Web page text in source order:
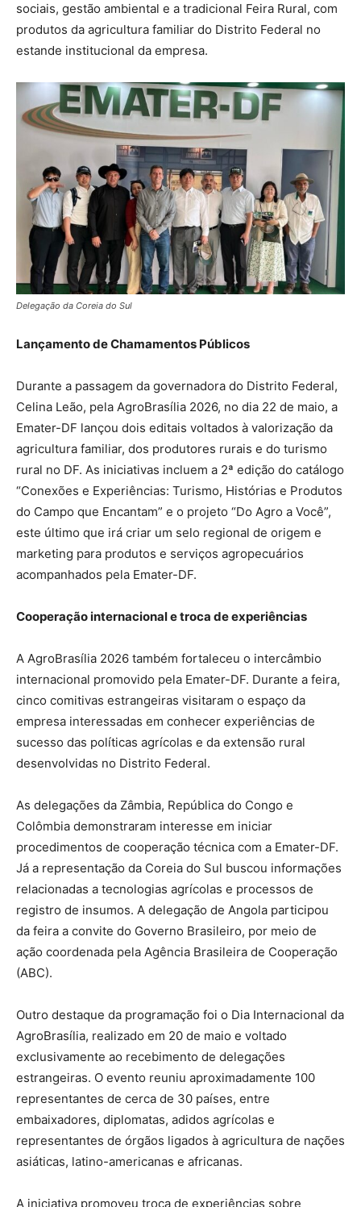
sociais, gestão ambiental e a tradicional Feira Rural, com
produtos da agricultura familiar do Distrito Federal no
estande institucional da empresa.
Delegação da Coreia do Sul
Lançamento de Chamamentos Públicos
Durante a passagem da governadora do Distrito Federal,
Celina Leão, pela AgroBrasília 2026, no dia 22 de maio, a
Emater-DF lançou dois editais voltados à valorização da
agricultura familiar, dos produtores rurais e do turismo
rural no DF. As iniciativas incluem a 2ª edição do catálogo
“Conexões e Experiências: Turismo, Histórias e Produtos
do Campo que Encantam” e o projeto “Do Agro a Você”,
este último que irá criar um selo regional de origem e
marketing para produtos e serviços agropecuários
acompanhados pela Emater-DF.
Cooperação internacional e troca de experiências
A AgroBrasília 2026 também fortaleceu o intercâmbio
internacional promovido pela Emater-DF. Durante a feira,
cinco comitivas estrangeiras visitaram o espaço da
empresa interessadas em conhecer experiências de
sucesso das políticas agrícolas e da extensão rural
desenvolvidas no Distrito Federal.
As delegações da Zâmbia, República do Congo e
Colômbia demonstraram interesse em iniciar
procedimentos de cooperação técnica com a Emater-DF.
Já a representação da Coreia do Sul buscou informações
relacionadas a tecnologias agrícolas e processos de
registro de insumos. A delegação de Angola participou
da feira a convite do Governo Brasileiro, por meio de
ação coordenada pela Agência Brasileira de Cooperação
(ABC).
Outro destaque da programação foi o Dia Internacional da
AgroBrasília, realizado em 20 de maio e voltado
exclusivamente ao recebimento de delegações
estrangeiras. O evento reuniu aproximadamente 100
representantes de cerca de 30 países, entre
embaixadores, diplomatas, adidos agrícolas e
representantes de órgãos ligados à agricultura de nações
asiáticas, latino-americanas e africanas.
A iniciativa promoveu troca de experiências sobre